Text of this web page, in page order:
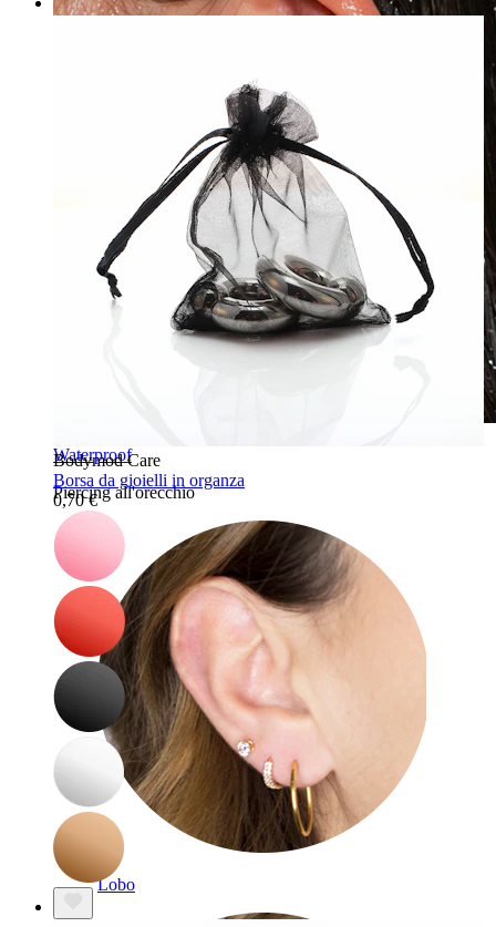
Waterproof
Piercing all'orecchio
Lobo
Bodymod Care
Borsa da gioielli in organza
0,70 €